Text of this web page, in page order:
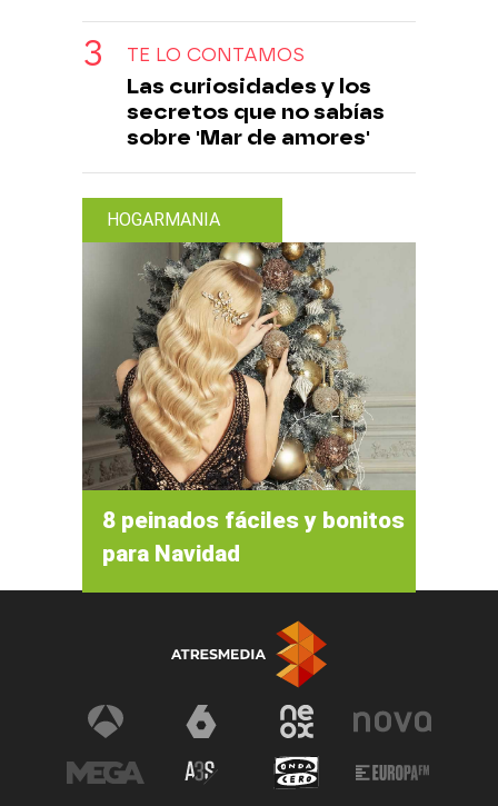
TE LO CONTAMOS
Las curiosidades y los
secretos que no sabías
sobre 'Mar de amores'
HOGARMANIA
8 peinados fáciles y bonitos
para Navidad